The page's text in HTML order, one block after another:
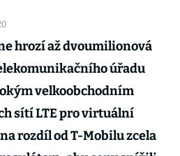
hrozí až dvoumilionová
úřadu
velkoobchodním
sítí LTE pro virtuální
rozdíl od T-Mobilu zcela